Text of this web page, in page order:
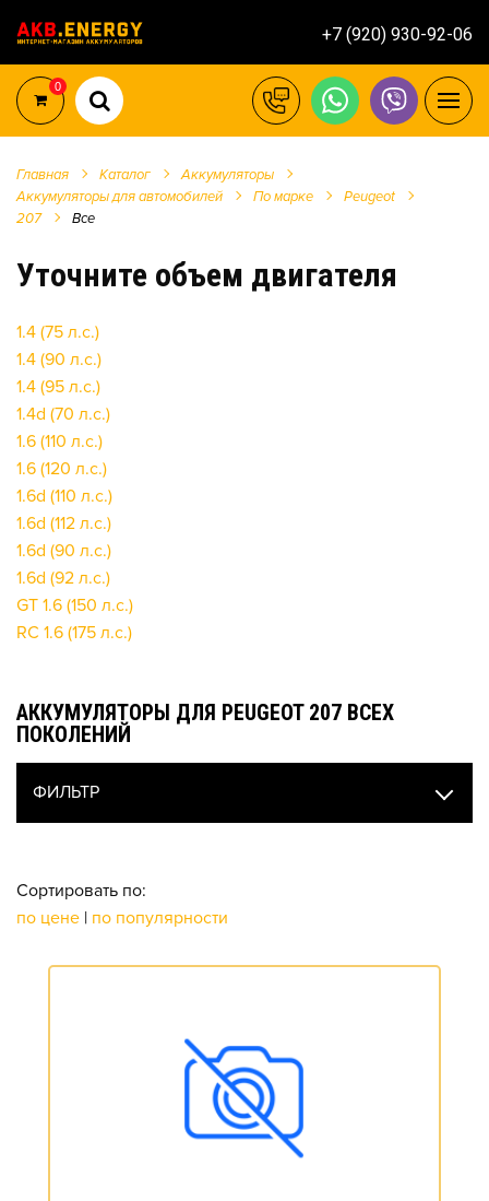
+7 (920) 930-92-06
0
Главная Каталог
Аккумуляторы
Аккумуляторы для автомобилей
По марке
Peugeot
207
Все
Уточните объем двигателя
1.4 (75 л.с.)
1.4 (90 л.с.)
1.4 (95 л.с.)
1.4d (70 л.с.)
1.6 (110 л.с.)
1.6 (120 л.с.)
1.6d (110 л.с.)
1.6d (112 л.с.)
1.6d (90 л.с.)
1.6d (92 л.с.)
GT 1.6 (150 л.с.)
RC 1.6 (175 л.с.)
АККУМУЛЯТОРЫ ДЛЯ PEUGEOT 207 ВСЕХ
ПОКОЛЕНИЙ
ФИЛЬТР
Сортировать по:
по цене | по популярности